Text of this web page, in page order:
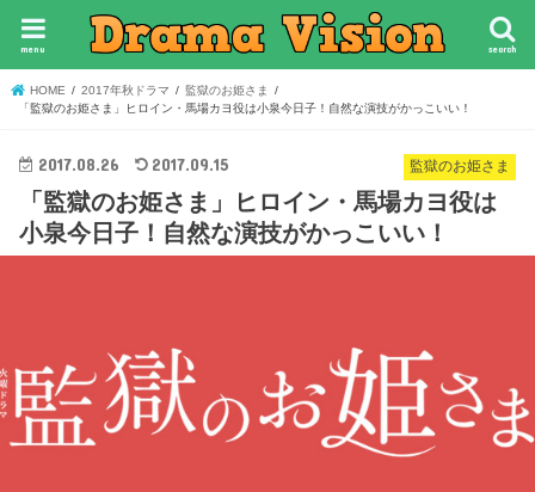
search
menu
HOME 2017年秋ドラマ
監獄のお姫さま
「監獄のお姫さま」ヒロイン・馬場カヨ役は小泉今日子！自然な演技がかっこいい！
監獄のお姫さま
2017.08.26 2017.09.15
「監獄のお姫さま」ヒロイン・馬場カヨ役は
小泉今日子！自然な演技がかっこいい！